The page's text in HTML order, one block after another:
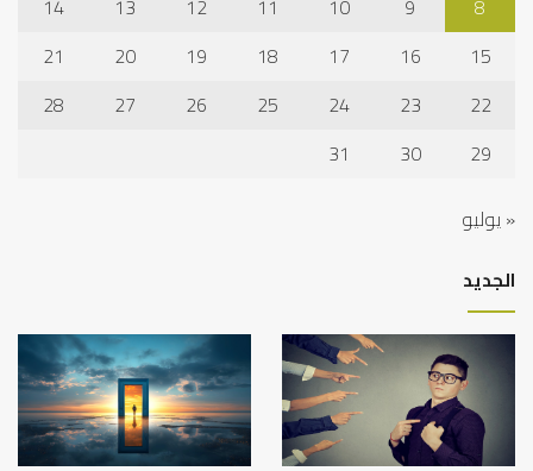
8
9
10
11
12
13
14
15
16
17
18
19
20
21
22
23
24
25
26
27
28
29
30
31
« يوليو
الجديد